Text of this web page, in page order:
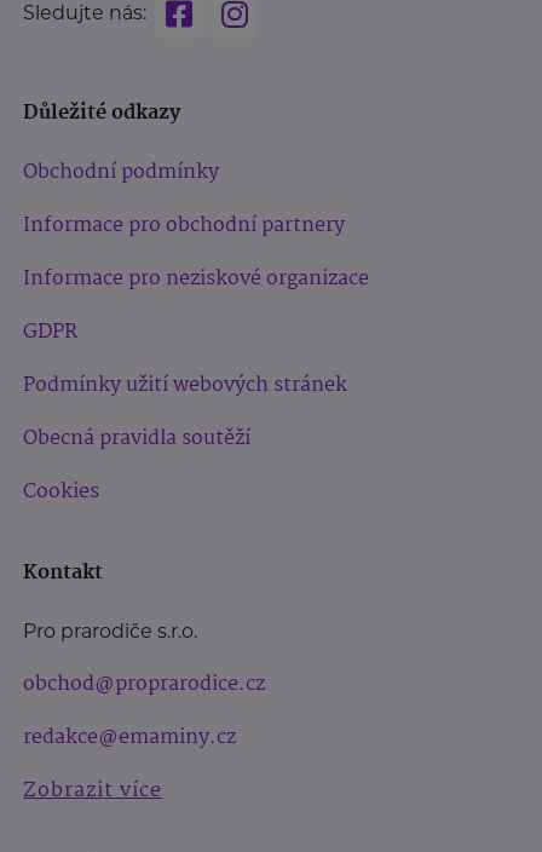
Sledujte nás:
Důležité odkazy
Obchodní podmínky
Informace pro obchodní partnery
Informace pro neziskové organizace
GDPR
Podmínky užití webových stránek
Obecná pravidla soutěží
Cookies
Kontakt
Pro prarodiče s.r.o.
obchod@proprarodice.cz
redakce@emaminy.cz
Zobrazit více